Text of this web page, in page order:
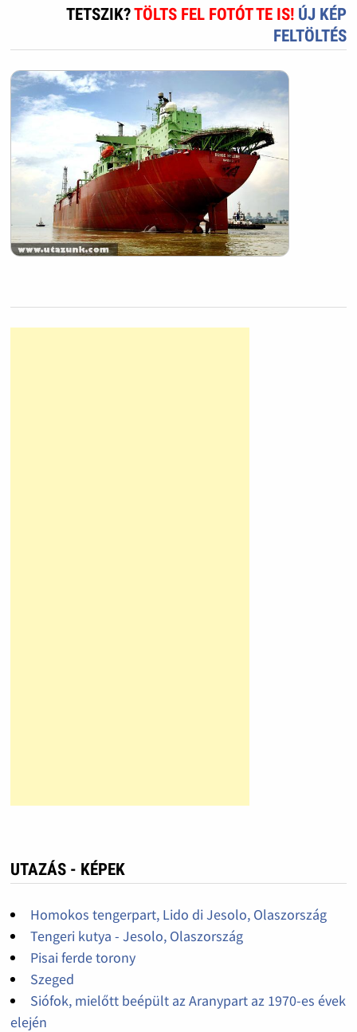
TETSZIK?TÖLTS FEL FOTÓT TE IS! ÚJ KÉP
FELTÖLTÉS
UTAZÁS - KÉPEK
Homokos tengerpart, Lido di Jesolo, Olaszország
Tengeri kutya - Jesolo, Olaszország
Pisai ferde torony
Szeged
Siófok, mielőtt beépült az Aranypart az 1970-es évek
elején